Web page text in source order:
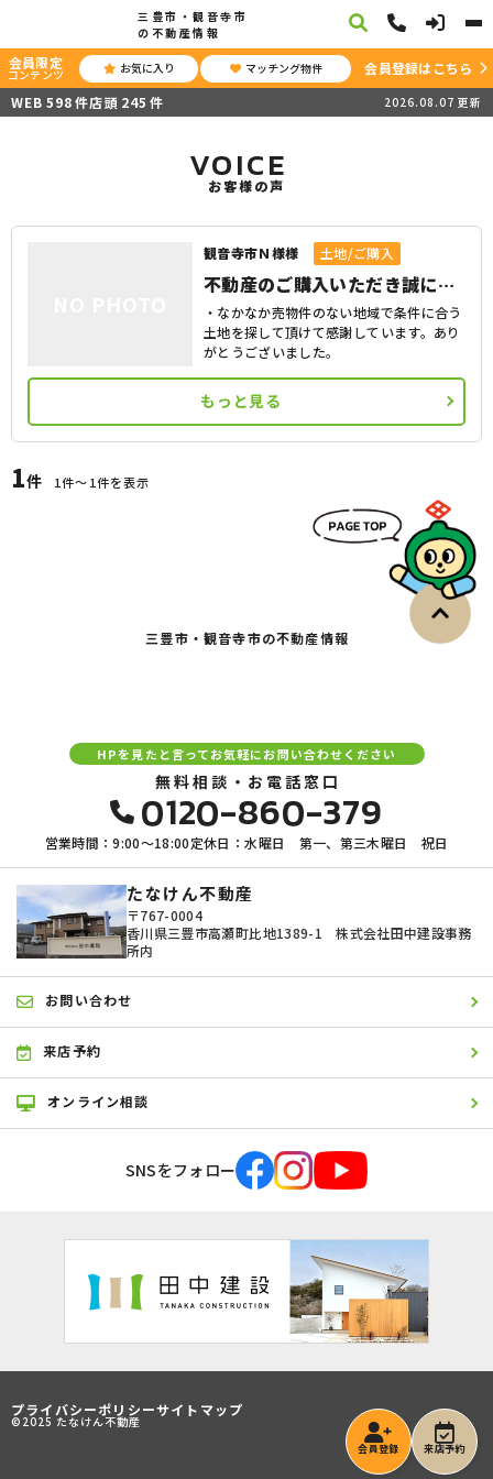
三豊市・観音寺市
の不動産情報
会員限定
コンテンツ お気に入り マッチング物件
会員登録はこちら
WEB 598件店頭 245 件 2026.08.07 更新
VOICE
お客様の声
観音寺市Ｎ様様 土地/ご購入
不動産のご購入いただき誠にあ
りがとうございます。
・なかなか売物件のない地域で条件に合う
土地を探して頂けて感謝しています。あり
がとうございました。
もっと見る
1件 1件〜1件を表示
会員登録 来店予約
三豊市・観音寺市の不動産情報
HPを見たと言ってお気軽にお問い合わせください
無料相談・お電話窓口
0120-860-379
営業時間：9:00〜18:00定休日：水曜日 第一、第三木曜日 祝日
たなけん不動産
〒767-0004
香川県三豊市高瀬町比地1389-1 株式会社田中建設事務
所内
お問い合わせ
来店予約
オンライン相談
SNSをフォロー
プライバシーポリシーサイトマップ
©2025 たなけん不動産